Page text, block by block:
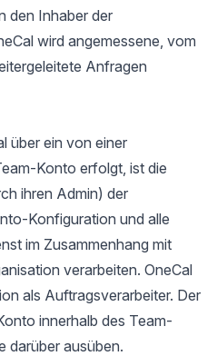
den Inhaber der
wird angemessene, vom
Anfragen
über ein von einer
Konto erfolgt, ist die
ihren Admin) der
Konfiguration und alle
im Zusammenhang mit
verarbeiten. OneCal
als Auftragsverarbeiter. Der
innerhalb des Team-
darüber ausüben.